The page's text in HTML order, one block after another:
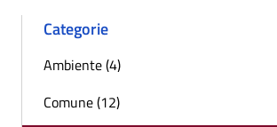
Categorie
Ambiente (4)
Comune (12)